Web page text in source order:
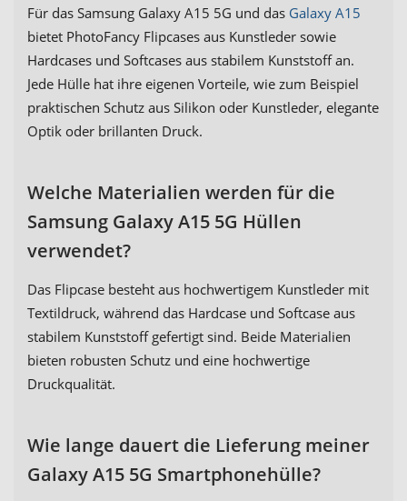
Für das Samsung Galaxy A15 5G und das Galaxy A15
bietet PhotoFancy Flipcases aus Kunstleder sowie
Hardcases und Softcases aus stabilem Kunststoff an.
Jede Hülle hat ihre eigenen Vorteile, wie zum Beispiel
praktischen Schutz aus Silikon oder Kunstleder, elegante
Optik oder brillanten Druck.
Welche Materialien werden für die
Samsung Galaxy A15 5G Hüllen
verwendet?
Das Flipcase besteht aus hochwertigem Kunstleder mit
Textildruck, während das Hardcase und Softcase aus
stabilem Kunststoff gefertigt sind. Beide Materialien
bieten robusten Schutz und eine hochwertige
Druckqualität.
Wie lange dauert die Lieferung meiner
Galaxy A15 5G Smartphonehülle?